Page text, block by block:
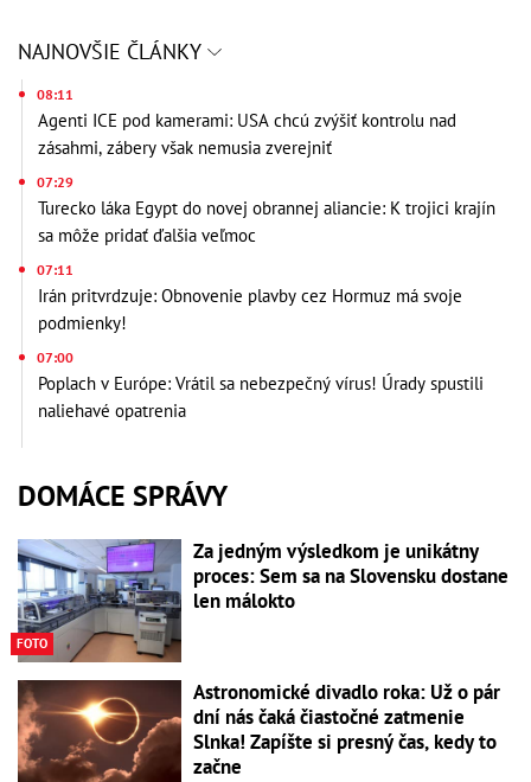
NAJNOVŠIE ČLÁNKY
08:11
Agenti ICE pod kamerami: USA chcú zvýšiť kontrolu nad
zásahmi, zábery však nemusia zverejniť
07:29
Turecko láka Egypt do novej obrannej aliancie: K trojici krajín
sa môže pridať ďalšia veľmoc
07:11
Irán pritvrdzuje: Obnovenie plavby cez Hormuz má svoje
podmienky!
07:00
Poplach v Európe: Vrátil sa nebezpečný vírus! Úrady spustili
naliehavé opatrenia
DOMÁCE SPRÁVY
FOTO
Za jedným výsledkom je unikátny
proces: Sem sa na Slovensku dostane
len málokto
Astronomické divadlo roka: Už o pár
dní nás čaká čiastočné zatmenie
Slnka! Zapíšte si presný čas, kedy to
začne